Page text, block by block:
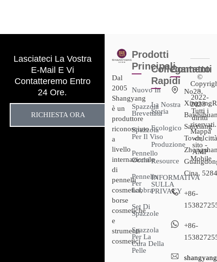
Lasciateci La Vostra
E-Mail E Vi
Contatteremo Entro
24 Ore.
RICHIESTA ORA
Dal
2005
Shangyang
è un
produttore
riconosciuto
a
livello
internazionale
di
pennelli
cosmetici,
borse
cosmetiche
e
strumenti
cosmetici.
Prodotti
Principali
Nuovo In
Spazzola
Brevettata
Spazzola
Per Il Viso
Pennello
Occhi
Pennello
Per
Labbra
Set Di
Spazzole
Spazzola
Per La
Cura Della
Pelle
Collegamenti
Rapidi
La Nostra
Storia
Ecologico
Produzione
Resource
INFORMATIVA
SULLA
PRIVACY
Contatto
No28,
Sanxiang
Town,
Cina,
+86-
+86-
©
-
2022-
2023 :
Tutti i
diritti
riservati.
Mappa
del
sito -
AMP
Mobile